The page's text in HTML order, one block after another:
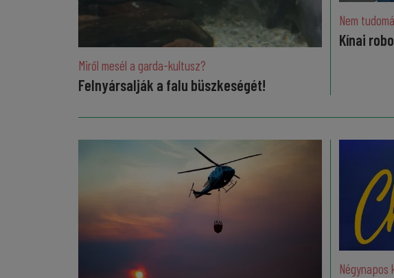
Miről mesél a garda-kultusz?
Felnyársalják a falu büszkeségét!
Nem
Kínai
Négynapos